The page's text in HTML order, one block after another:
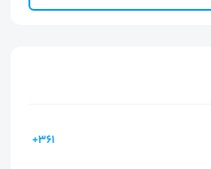
361+